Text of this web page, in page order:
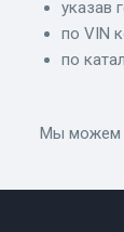
указав
по VIN
по
Мы можем